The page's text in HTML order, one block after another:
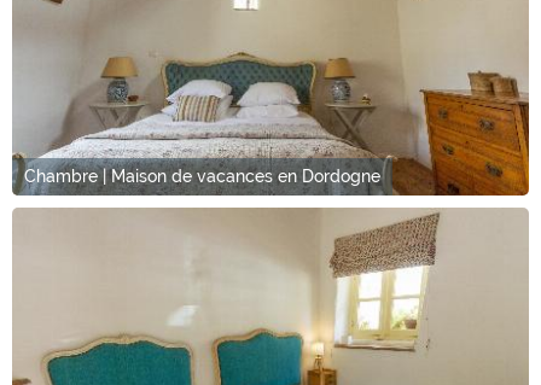
Chambre | Maison de vacances en Dordogne